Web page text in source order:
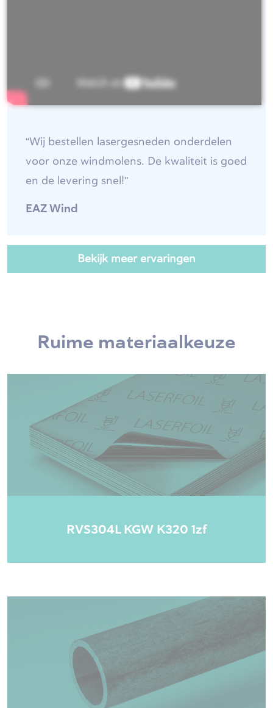
“Wij bestellen lasergesneden onderdelen
voor onze windmolens. De kwaliteit is goed
en de levering snel!"
EAZ Wind
Bekijk meer ervaringen
Ruime materiaalkeuze
RVS304L KGW K320 1zf